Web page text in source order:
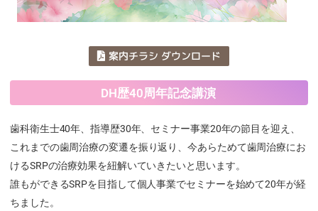
案内チラシ ダウンロード
DH歴40周年記念講演
歯科衛生士40年、指導歴30年、セミナー事業20年の節目を迎え、
これまでの歯周治療の変遷を振り返り、今あらためて歯周治療にお
けるSRPの治療効果を紐解いていきたいと思います。
誰もができるSRPを目指して個人事業でセミナーを始めて20年が経
ちました。